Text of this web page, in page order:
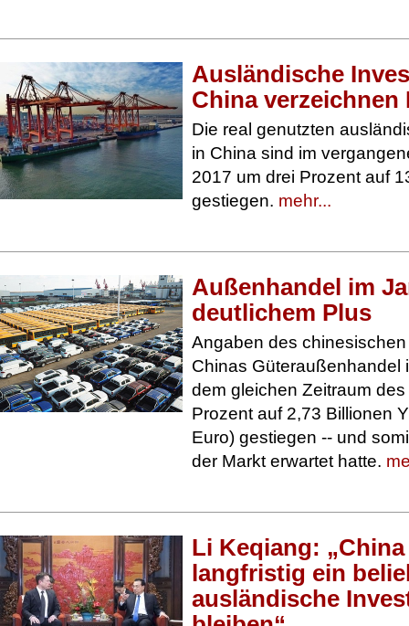
Ausländische
China verzeichnen
Die real genutzten
in China sind im
2017 um drei Prozent auf
gestiegen. mehr...
Außenhandel im
deutlichem Plus
Angaben des
Chinas Güteraußenhandel
dem gleichen Zeitraum
Prozent auf 2,73 Billionen
Euro) gestiegen -- und
der Markt erwartet hatte.
Li Keqiang:
langfristig ein
ausländische